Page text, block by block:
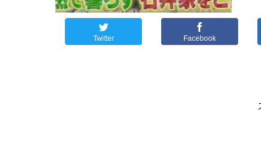
Twitter Facebook